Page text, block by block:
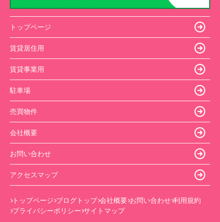
トップページ
賃貸居住用
賃貸事業用
駐車場
売買物件
会社概要
お問い合わせ
アクセスマップ
トップページ ブログトップ 会社概要 お問い合わせ 利用規約
プライバシーポリシー サイトマップ